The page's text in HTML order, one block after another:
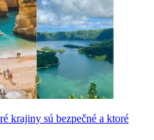
krajiny sú bezpečné a ktoré